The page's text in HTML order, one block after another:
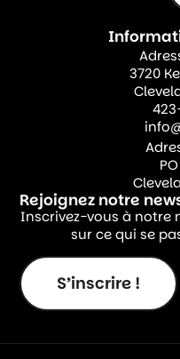
3720
Rejoignez notre
Inscrivez-vous à notre
sur ce qui se
S’inscrire !